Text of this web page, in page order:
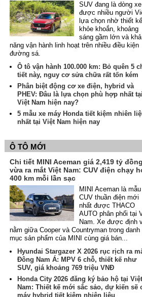
SUV đang là dòng xe
được nhiều người
lựa chọn nhờ thiết kế
khỏe khoắn, khoảng
sáng gầm lớn và khả
năng vận hành linh hoạt trên nhiều điều kiện
đường sá.
Ô tô vận hành 100.000 km: Bỏ quên 5
tiết này, nguy cơ sửa chữa rất tốn kém
Phân biệt động cơ xe điện, hybrid và
PHEV: Đâu là lựa chọn phù hợp nhất tại
Việt Nam hiện nay?
5 mẫu xe máy Honda tiết kiệm nhiên
nhất tại Việt Nam hiện nay
Ô TÔ MỚI
Chi tiết MINI Aceman giá 2,419 tỷ đồng
vừa ra mắt Việt Nam: CUV điện chạy
400 km mỗi lần sạc
MINI Aceman là mẫu
CUV thuần điện mới
nhất được THACO
AUTO phân phối tại
Nam. Xe được định
nằm giữa Cooper và Countryman trong danh
mục sản phẩm của MINI cùng giá bán...
Hyundai Stargazer X 2026 rục rịch ra
Đông Nam Á: MPV 6 chỗ, thiết kế như
SUV, giá khoảng 769 triệu VNĐ
Honda City 2026 đăng ký bảo hộ tại Việt
Nam: Thiết kế mới sắc sảo, dự kiến sẽ
máy hybrid tiết kiệm nhiên liệu